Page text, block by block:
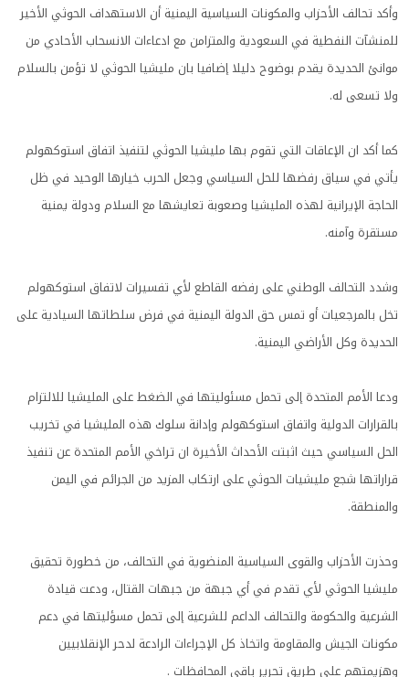
وأكد تحالف الأحزاب والمكونات السياسية اليمنية أن الاستهداف الحوثي الأخير
للمنشآت النفطية في السعودية والمتزامن مع ادعاءات الانسحاب الأحادي من
موانئ الحديدة يقدم بوضوح دليلا إضافيا بان مليشيا الحوثي لا تؤمن بالسلام
ولا تسعى له.
كما أكد ان الإعاقات التي تقوم بها مليشيا الحوثي لتنفيذ اتفاق استوكهولم
يأتي في سياق رفضها للحل السياسي وجعل الحرب خيارها الوحيد في ظل
الحاجة الإيرانية لهذه المليشيا وصعوبة تعايشها مع السلام ودولة يمنية
مستقرة وآمنه.
وشدد التحالف الوطني على رفضه القاطع لأي تفسيرات لاتفاق استوكهولم
تخل بالمرجعيات أو تمس حق الدولة اليمنية في فرض سلطاتها السيادية على
الحديدة وكل الأراضي اليمنية.
ودعا الأمم المتحدة إلى تحمل مسئوليتها في الضغط على المليشيا للالتزام
بالقرارات الدولية واتفاق استوكهولم وإدانة سلوك هذه المليشيا في تخريب
الحل السياسي حيث اثبتت الأحداث الأخيرة ان تراخي الأمم المتحدة عن تنفيذ
قراراتها شجع مليشيات الحوثي على ارتكاب المزيد من الجرائم في اليمن
والمنطقة.
وحذرت الأحزاب والقوى السياسية المنضوية في التحالف، من خطورة تحقيق
مليشيا الحوثي لأي تقدم في أي جبهة من جبهات القتال، ودعت قيادة
الشرعية والحكومة والتحالف الداعم للشرعية إلى تحمل مسؤليتها في دعم
مكونات الجيش والمقاومة واتخاذ كل الإجراءات الرادعة لدحر الإنقلابيين
وهزيمتهم على طريق تحرير باقي المحافظات .